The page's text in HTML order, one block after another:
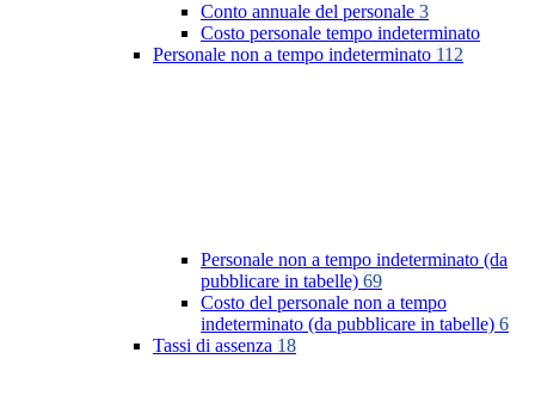
Conto annuale del personale 3
Costo personale tempo indeterminato
Personale non a tempo indeterminato 112
Personale non a tempo indeterminato (da
pubblicare in tabelle) 69
Costo del personale non a tempo
indeterminato (da pubblicare in tabelle) 6
Tassi di assenza 18